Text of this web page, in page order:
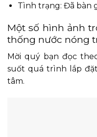
Tình trạng: Đã bàn
Một số hình ảnh
thống nước nóng
Mời quý bạn đọc
suốt quá trình lắp
tâm.